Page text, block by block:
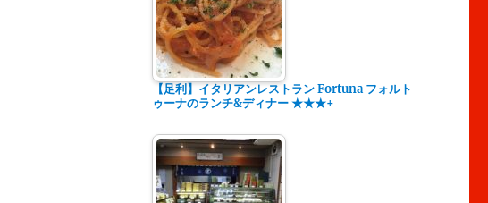
【足利】イタリアンレストラン Fortuna フォルト
ゥーナのランチ&ディナー ★★★+